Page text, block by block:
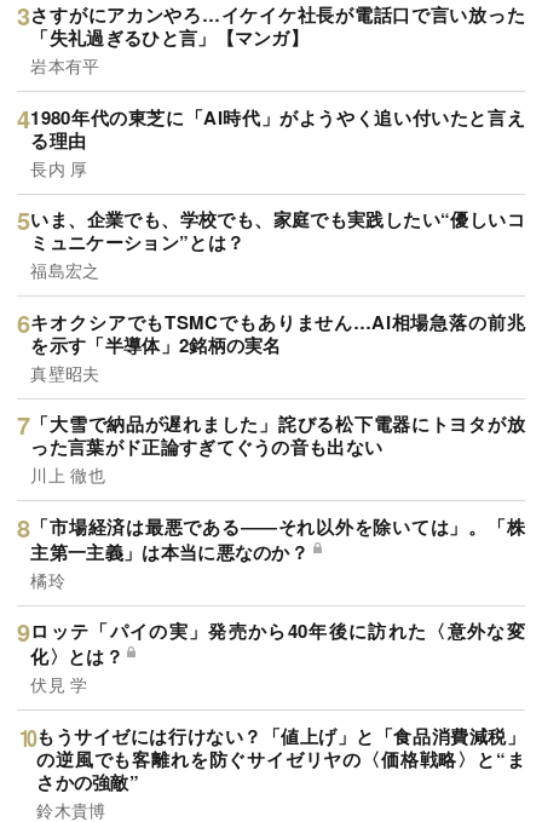
さすがにアカンやろ…イケイケ社長が電話口で言い放った
「失礼過ぎるひと言」【マンガ】
岩本有平
1980年代の東芝に「AI時代」がようやく追い付いたと言え
る理由
長内 厚
いま、企業でも、学校でも、家庭でも実践したい“優しいコ
ミュニケーション”とは？
福島宏之
キオクシアでもTSMCでもありません…AI相場急落の前兆
を示す「半導体」2銘柄の実名
真壁昭夫
「大雪で納品が遅れました」詫びる松下電器にトヨタが放
った言葉がド正論すぎてぐうの音も出ない
川上 徹也
「市場経済は最悪である――それ以外を除いては」。「株
主第一主義」は本当に悪なのか？
橘玲
ロッテ「パイの実」発売から40年後に訪れた〈意外な変
化〉とは？
伏見 学
もうサイゼには行けない？「値上げ」と「食品消費減税」
の逆風でも客離れを防ぐサイゼリヤの〈価格戦略〉と“ま
さかの強敵”
鈴木貴博